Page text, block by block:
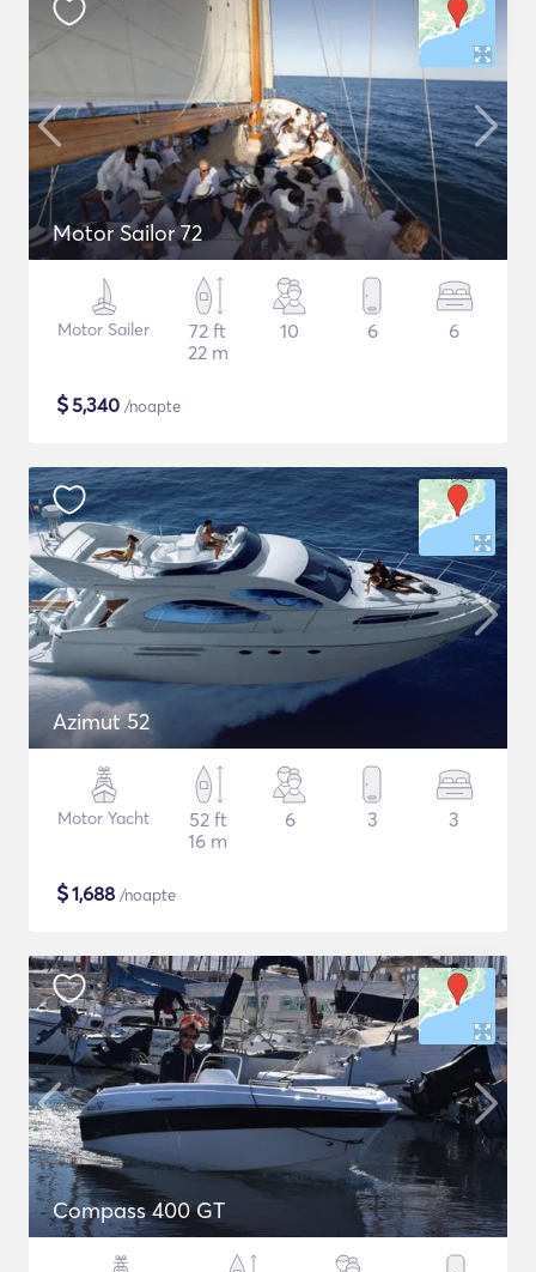
Motor Sailor 72
Motor Sailer
72 ft
22 m
10 6 6
$5,340 /noapte
Azimut 52
Motor Yacht
52 ft
16 m
6 3 3
$1,688 /noapte
Compass 400 GT